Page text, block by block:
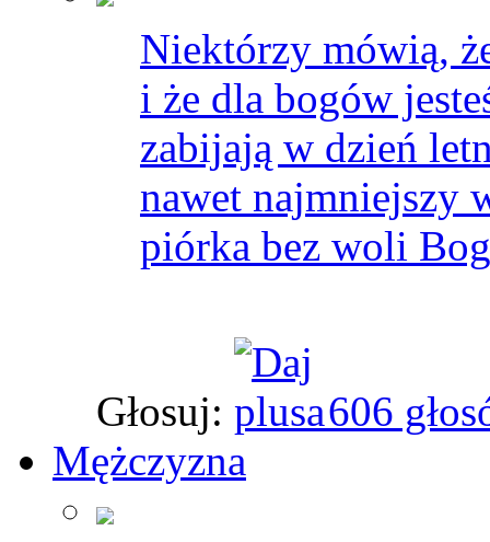
Niektórzy mówią,
i że dla bogów
zabijają w dzień
nawet najmniejszy
piórka bez woli
Głosuj:
606
Mężczyzna